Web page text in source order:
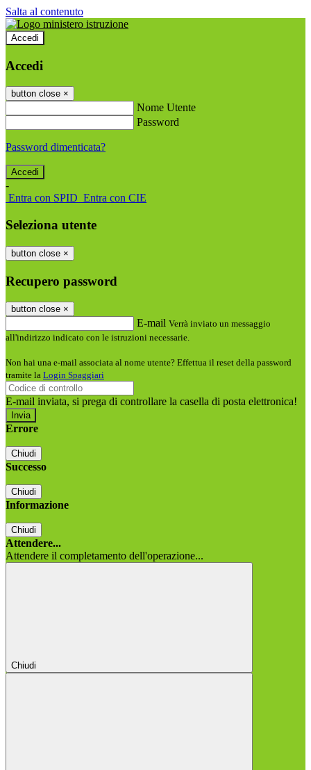
Salta al contenuto
Accedi
Accedi
button close ×
Nome Utente
Password
Password dimenticata?
-
Entra con SPID Entra con CIE
Seleziona utente
button close ×
Recupero password
button close ×
E-mail Verrà inviato un messaggio
all'indirizzo indicato con le istruzioni necessarie.
Non hai una e-mail associata al nome utente? Effettua il reset della password
tramite la Login Spaggiari
E-mail inviata, si prega di controllare la casella di posta elettronica!
Errore
Chiudi
Successo
Chiudi
Informazione
Chiudi
Attendere...
Attendere il completamento dell'operazione...
Chiudi